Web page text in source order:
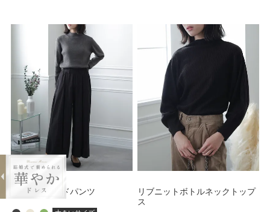
前タックワイドパンツ
リブニットボトルネックトップ
ス